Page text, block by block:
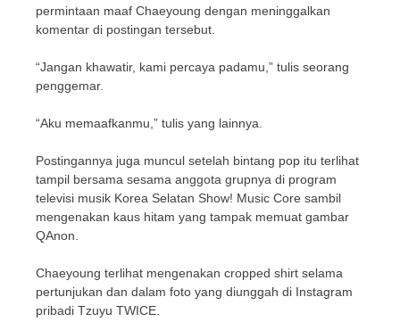
permintaan maaf Chaeyoung dengan meninggalkan
komentar di postingan tersebut.
“Jangan khawatir, kami percaya padamu,” tulis seorang
penggemar.
“Aku memaafkanmu,” tulis yang lainnya.
Postingannya juga muncul setelah bintang pop itu terlihat
tampil bersama sesama anggota grupnya di program
televisi musik Korea Selatan Show! Music Core sambil
mengenakan kaus hitam yang tampak memuat gambar
QAnon.
Chaeyoung terlihat mengenakan cropped shirt selama
pertunjukan dan dalam foto yang diunggah di Instagram
pribadi Tzuyu TWICE.